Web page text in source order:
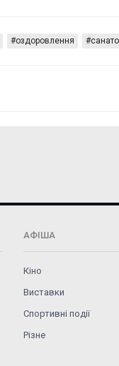
оздоровлення
АФІША
Кіно
Виставки
Спортивні події
Різне